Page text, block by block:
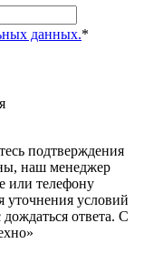
данных.*
подтверждения
наш менеджер
или телефону
уточнения условий
ответа. С